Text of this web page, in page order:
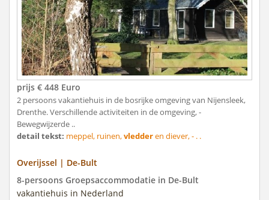
prijs € 448 Euro
2 persoons vakantiehuis in de bosrijke omgeving van Nijensleek,
Drenthe. Verschillende activiteiten in de omgeving, -
Bewegwijzerde ..
detail tekst: meppel, ruinen,vledderen diever, - . .
Overijssel | De-Bult
8-persoons Groepsaccommodatie in De-Bult
vakantiehuis in Nederland